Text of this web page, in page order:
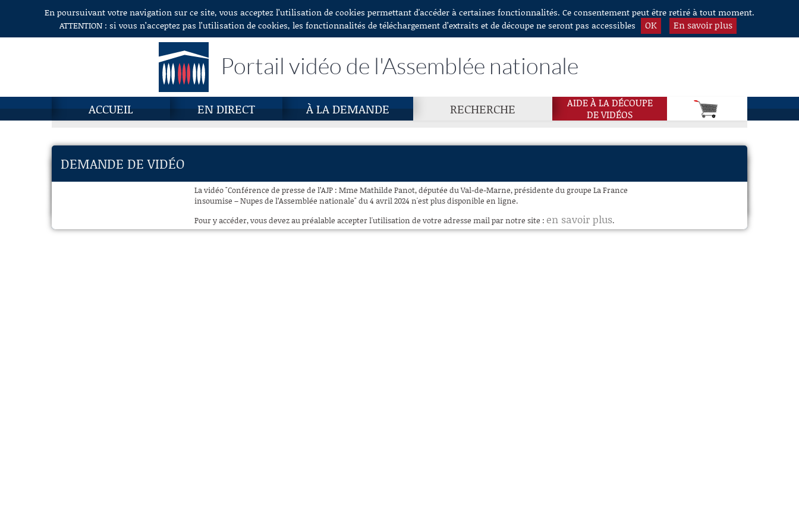
Aller au contenuEn poursuivant votre navigation sur ce site, vous acceptez l’utilisation de cookies permettant d'accéder à certaines fonctionnalités. Ce consentement peut être retiré à tout moment.
ATTENTION : si vous n’acceptez pas l’utilisation de cookies, les fonctionnalités de téléchargement d’extraits et de découpe ne seront pas accessibles
OK En savoir plus
Portail vidéo de l'Assemblée nationale
ACCUEIL EN DIRECT À LA DEMANDE RECHERCHE
AIDE À LA DÉCOUPE
DE VIDÉOS
DEMANDE DE VIDÉO
La vidéo "Conférence de presse de l’AJP : Mme Mathilde Panot, députée du Val-de-Marne, présidente du groupe La France
insoumise – Nupes de l’Assemblée nationale" du 4 avril 2024 n'est plus disponible en ligne.
Pour y accéder, vous devez au préalable accepter l'utilisation de votre adresse mail par notre site : en savoir plus.